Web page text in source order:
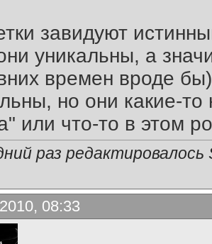
завидуют
уникальны, а
времен вроде
но они какие-
или что-то в этом
раз редактировалось
08:33